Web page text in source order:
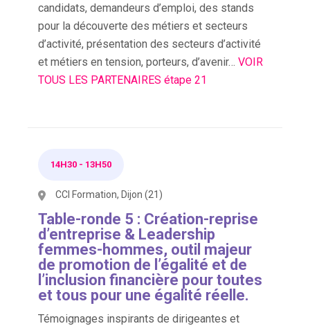
candidats, demandeurs d’emploi, des stands
pour la découverte des métiers et secteurs
d’activité, présentation des secteurs d’activité
et métiers en tension, porteurs, d’avenir… VOIR
TOUS LES PARTENAIRES étape 21
14H30 - 13H50
CCI Formation, Dijon (21)
Table-ronde 5 : Création-reprise
d’entreprise & Leadership
femmes-hommes, outil majeur
de promotion de l’égalité et de
l’inclusion financière pour toutes
et tous pour une égalité réelle.
Témoignages inspirants de dirigeantes et